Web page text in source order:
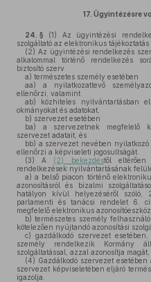
17. Ügyintézésre
24. § (1)
Az ügyintézési
szolgáltató az elektronikus
(2) Az ügyintézési rendelkezés
alkalommal történő rendelkezés
biztosító szerv
a) természetes személy esetében
aa) a nyilatkozattevő
ellenőrzi, valamint
ab) közhiteles nyilvántartásban
okmányokat és adatokat,
b) szervezet esetében
ba) a szervezetnek megfelelő
szervezet adatait, és
bb) a szervezet nevében
ellenőrzi a képviseleti jogosultságát.
(3) A (2) bekezdéstől
rendelkezések nyilvántartásának
a) a belső piacon történő
azonosításról és bizalmi
hatályon kívül helyezéséről szóló,
parlamenti és tanácsi rendelet 6.
megfelelő elektronikus
b) természetes személy
kötelezően nyújtandó azonosítási
c) gazdálkodó szervezet
személy rendelkezik Kormány
szolgáltatással, azzal azonosítja
(4) Gazdálkodó szervezet
szervezet képviseletében eljáró
igazolja.